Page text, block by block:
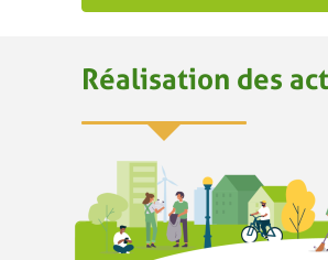
Réalisation des